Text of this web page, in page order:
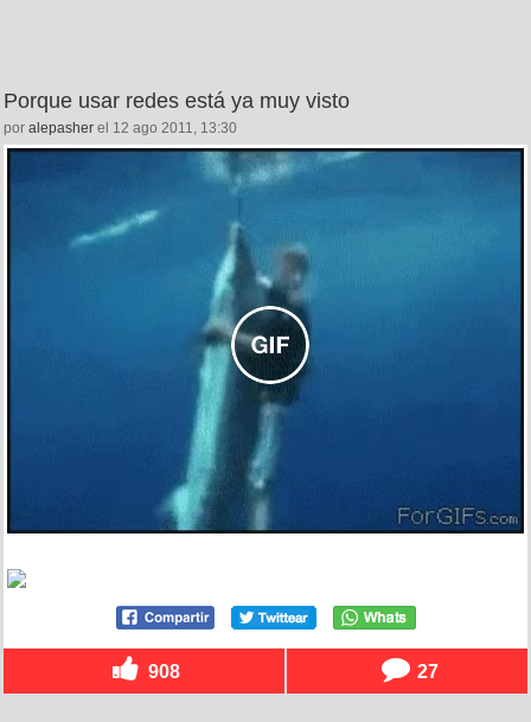
Porque usar redes está ya muy visto
por alepasher el 12 ago 2011, 13:30
908 27